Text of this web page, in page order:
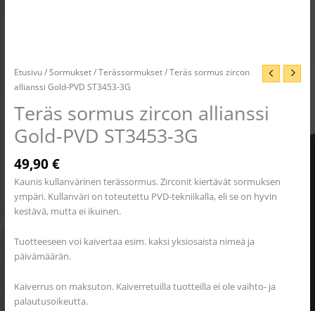
Etusivu/Sormukset/Terässormukset/ Teräs sormus zircon
allianssi Gold-PVD ST3453-3G
Teräs sormus zircon allianssi
Gold-PVD ST3453-3G
49,90€
Kaunis kullanvärinen terässormus. Zirconit kiertävät sormuksen
ympäri. Kullanväri on toteutettu PVD-tekniikalla, eli se on hyvin
kestävä, mutta ei ikuinen.
Tuotteeseen voi kaivertaa esim. kaksi yksiosaista nimeä ja
päivämäärän.
Kaiverrus on maksuton. Kaiverretuilla tuotteilla ei ole vaihto- ja
palautusoikeutta.